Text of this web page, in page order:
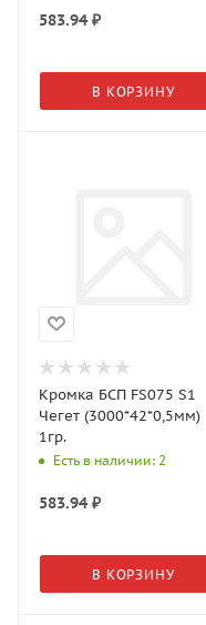
583.94₽
В КОРЗИНУ
Кромка БСП FS075 S1
Чегет (3000*42*0,5мм)
1гр.
Есть в наличии: 2
583.94₽
В КОРЗИНУ